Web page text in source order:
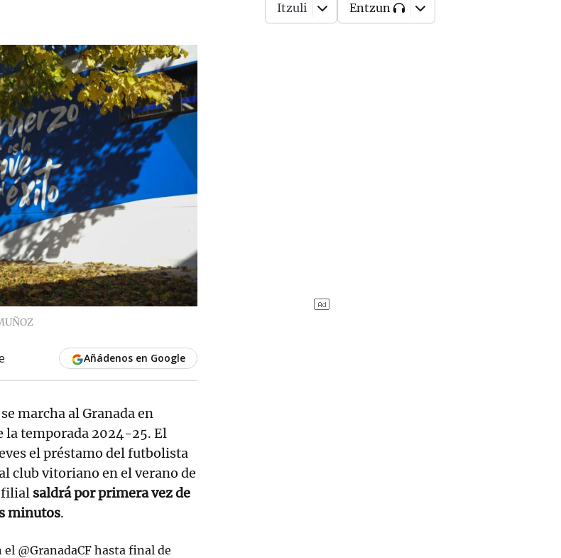
Itzuli Entzun
Añádenos en Google
marcha al Granada en
la temporada 2024-25. El
el préstamo del futbolista
club vitoriano en el verano de
filial saldrá por primera vez de
minutos.
el @GranadaCF hasta final de